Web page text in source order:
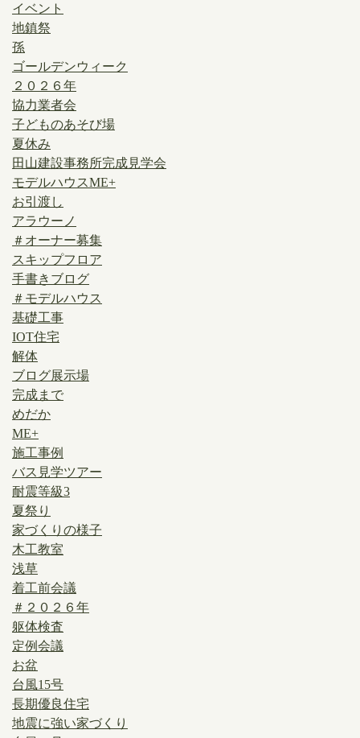
イベント
地鎮祭
孫
ゴールデンウィーク
２０２６年
協力業者会
子どものあそび場
夏休み
田山建設事務所完成見学会
モデルハウスME+
お引渡し
アラウーノ
＃オーナー募集
スキップフロア
手書きブログ
＃モデルハウス
基礎工事
IOT住宅
解体
ブログ展示場
完成まで
めだか
ME+
施工事例
バス見学ツアー
耐震等級3
夏祭り
家づくりの様子
木工教室
浅草
着工前会議
＃２０２６年
躯体検査
定例会議
お盆
台風15号
長期優良住宅
地震に強い家づくり